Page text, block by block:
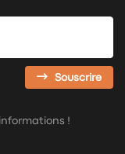
Souscrire
!